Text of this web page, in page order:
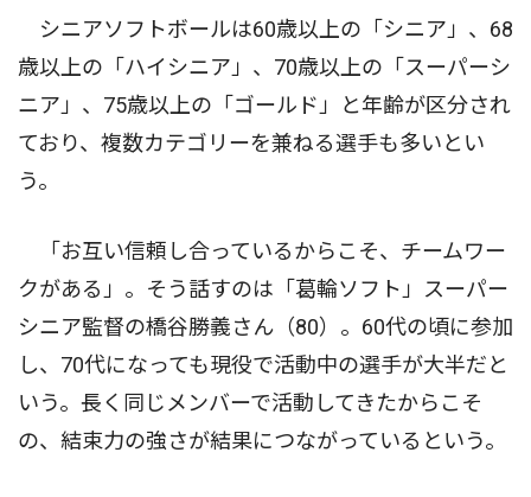
シニアソフトボールは60歳以上の「シニア」、68
歳以上の「ハイシニア」、70歳以上の「スーパーシ
ニア」、75歳以上の「ゴールド」と年齢が区分され
ており、複数カテゴリーを兼ねる選手も多いとい
う。
「お互い信頼し合っているからこそ、チームワー
クがある」。そう話すのは「葛輪ソフト」スーパー
シニア監督の橋谷勝義さん（80）。60代の頃に参加
し、70代になっても現役で活動中の選手が大半だと
いう。長く同じメンバーで活動してきたからこそ
の、結束力の強さが結果につながっているという。